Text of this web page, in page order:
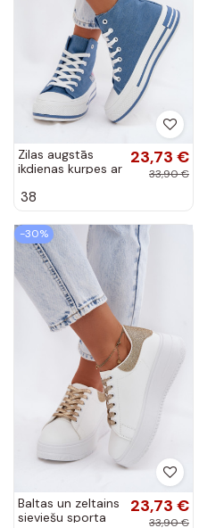
Zilas augstās
ikdienas kurpes ar
23,73 €
33,90 €
38
-30%
Baltas un zeltains
sieviešu sporta
23,73 €
33,90 €